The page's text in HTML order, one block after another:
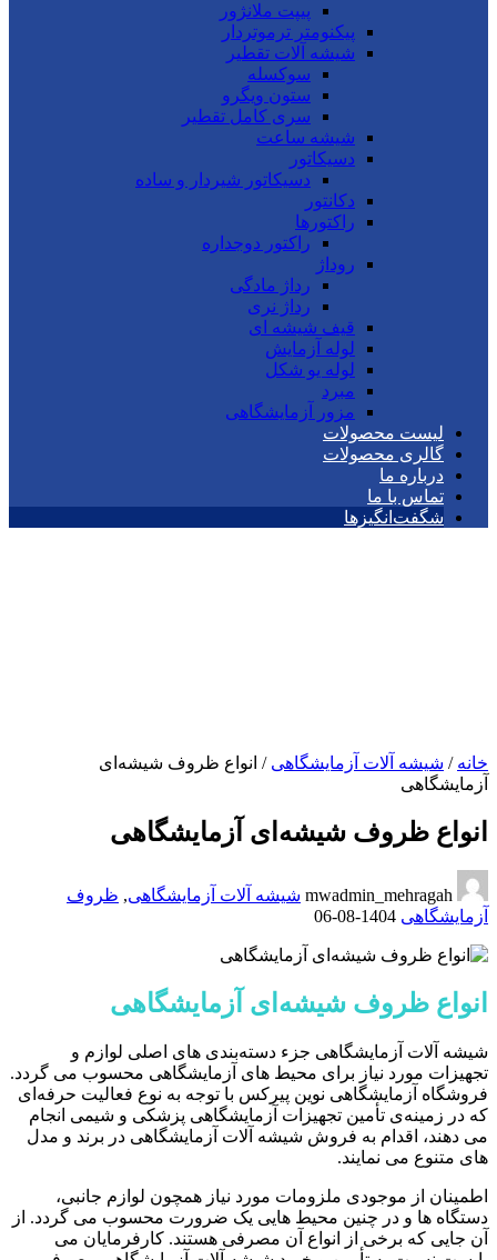
پیپت ملانژور
پیکنومتر ترموتردار
شیشه آلات تقطیر
سوکسله
ستون ویگرو
سری کامل تقطیر
شیشه ساعت
دسیکاتور
دسیکاتور شیردار و ساده
دکانتور
راکتورها
راکتور دوجداره
روداژ
رداژ مادگی
رداژ نری
قیف شیشه ای
لوله آزمایش
لوله یو شکل
مبرد
مزور آزمایشگاهی
لیست محصولات
گالری محصولات
درباره ما
تماس با ما
شگفت‌انگیزها
خانه / شیشه آلات آزمایشگاهی / انواع ظروف شیشه‌ای
آزمایشگاهی
انواع ظروف شیشه‌ای آزمایشگاهی
شیشه آلات آزمایشگاهی, ظروف
آزمایشگاهی 1404-08-06
انواع ظروف شیشه‌ای آزمایشگاهی
شیشه آلات آزمایشگاهی جزء دسته‌بندی های اصلی لوازم و
تجهیزات مورد نیاز برای محیط های آزمایشگاهی محسوب می گردد.
فروشگاه آزمایشگاهی نوین پیرکس با توجه به نوع فعالیت حرفه‌ای
که در زمینه‌ی تأمین تجهیزات آزمایشگاهی پزشکی و شیمی انجام
می دهند، اقدام به فروش شیشه آلات آزمایشگاهی در برند و مدل
های متنوع می نمایند.
اطمینان از موجودی ملزومات مورد نیاز همچون لوازم جانبی،
دستگاه ها و در چنین محیط هایی یک ضرورت محسوب می گردد. از
آن جایی که برخی از انواع آن مصرفی هستند. کارفرمایان می